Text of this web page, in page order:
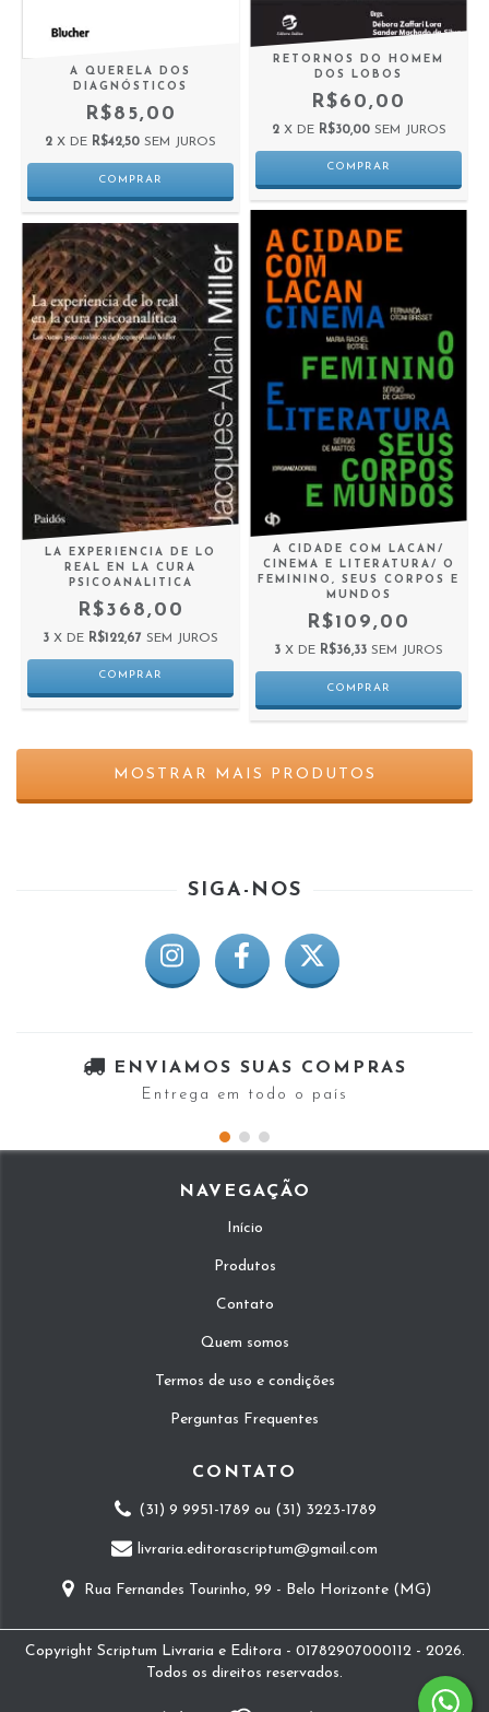
A QUERELA DOS
DIAGNÓSTICOS
R$85,00
2 X DE R$42,50 SEM JUROS
RETORNOS DO HOMEM
DOS LOBOS
R$60,00
2 X DE R$30,00 SEM JUROS
LA EXPERIENCIA DE LO
REAL EN LA CURA
PSICOANALITICA
R$368,00
3 X DE R$122,67 SEM JUROS
A CIDADE COM LACAN/
CINEMA E LITERATURA/ O
FEMININO, SEUS CORPOS E
MUNDOS
R$109,00
3 X DE R$36,33 SEM JUROS
MOSTRAR MAIS PRODUTOS
SIGA-NOS
ENVIAMOS SUAS COMPRAS
Entrega em todo o país
NAVEGAÇÃO
Início
Produtos
Contato
Quem somos
Termos de uso e condições
Perguntas Frequentes
CONTATO
(31) 9 9951-1789 ou (31) 3223-1789
livraria.editorascriptum@gmail.com
Rua Fernandes Tourinho, 99 - Belo Horizonte (MG)
Copyright Scriptum Livraria e Editora - 01782907000112 - 2026.
Todos os direitos reservados.